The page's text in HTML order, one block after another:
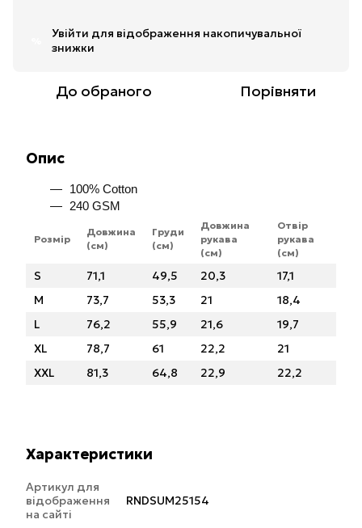
Увійти для відображення накопичувальної
знижки
До обраного Порівняти
Опис
100% Cotton
240 GSM
Розмір
Довжина
(см)
Груди
(см)
Довжина
рукава
(см)
Отвір
рукава
(см)
S 71,1 49,5 20,3
17,1
M
73,7 53,3 21
18,4
L
76,2 55,9 21,6
19,7
XL
78,7 61 22,2
21
XXL
81,3 64,8 22,9 22,2
Характеристики
Артикул для
відображення
на сайті
RNDSUM25154